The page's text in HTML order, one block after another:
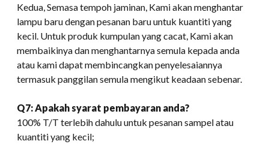
Kedua, Semasa tempoh jaminan, Kami akan menghantar
lampu baru dengan pesanan baru untuk kuantiti yang
kecil. Untuk produk kumpulan yang cacat, Kami akan
membaikinya dan menghantarnya semula kepada anda
atau kami dapat membincangkan penyelesaiannya
termasuk panggilan semula mengikut keadaan sebenar.
Q7: Apakah syarat pembayaran anda?
100% T/T terlebih dahulu untuk pesanan sampel atau
kuantiti yang kecil;